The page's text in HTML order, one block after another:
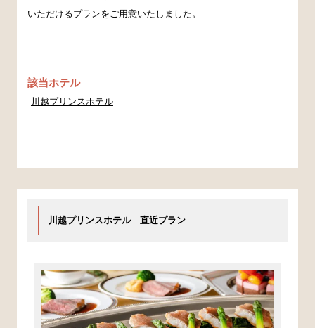
いただけるプランをご用意いたしました。
該当ホテル
川越プリンスホテル
川越プリンスホテル 直近プラン